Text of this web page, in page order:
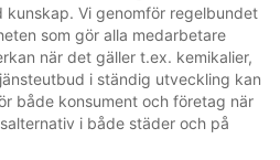
Vi genomför regelbundet
som gör alla medarbetare
när det gäller t.ex. kemikalier,
i ständig utveckling kan
både konsument och företag när
i både städer och på